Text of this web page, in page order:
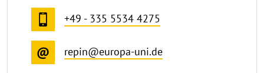
+49 - 335 5534 4275
repin@europa-uni.de